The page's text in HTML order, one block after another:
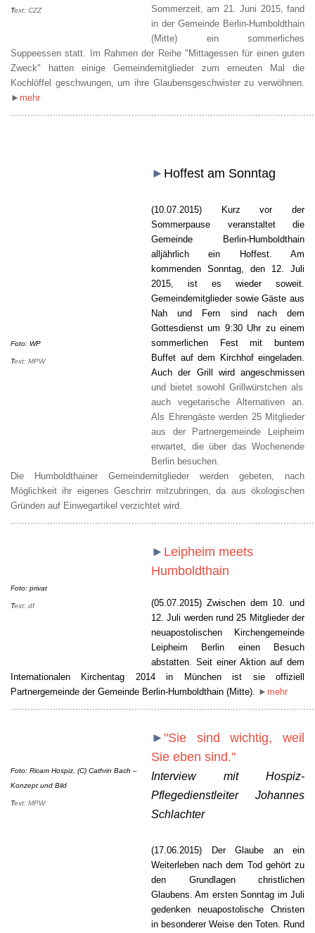
Text: CZZ
Sommerzeit, am 21. Juni 2015, fand
in der Gemeinde Berlin-Humboldthain
(Mitte) ein sommerliches
Suppeessen statt. Im Rahmen der Reihe "Mittagessen für einen guten
Zweck" hatten einige Gemeindemitglieder zum erneuten Mal die
Kochlöffel geschwungen, um ihre Glaubensgeschwister zu verwöhnen.
► mehr
Foto: WP
Text: MPW
► Hoffest am Sonntag
(10.07.2015) Kurz vor der
Sommerpause veranstaltet die
Gemeinde Berlin-Humboldthain
alljährlich ein Hoffest. Am
kommenden Sonntag, den 12. Juli
2015, ist es wieder soweit.
Gemeindemitglieder sowie Gäste aus
Nah und Fern sind nach dem
Gottesdienst um 9:30 Uhr zu einem
sommerlichen Fest mit buntem
Buffet auf dem Kirchhof eingeladen.
Auch der Grill wird angeschmissen
und bietet sowohl Grillwürstchen als
auch vegetarische Alternativen an.
Als Ehrengäste werden 25 Mitglieder
aus der Partnergemeinde Leipheim
erwartet, die über das Wochenende
Berlin besuchen.
Die Humboldthainer Gemeindemitglieder werden gebeten, nach
Möglichkeit ihr eigenes Geschrirr mitzubringen, da aus ökologischen
Gründen auf Einwegartikel verzichtet wird.
Foto: privat
Text: df
► Leipheim meets
Humboldthain
(05.07.2015) Zwischen dem 10. und
12. Juli werden rund 25 Mitglieder der
neuapostolischen Kirchengemeinde
Leipheim Berlin einen Besuch
abstatten. Seit einer Aktion auf dem
Internationalen Kirchentag 2014 in München ist sie offiziell
Partnergemeinde der Gemeinde Berlin-Humboldthain (Mitte). ► mehr
Foto: Ricam Hospiz, (C) Cathrin Bach –
Konzept und Bild
Text: MPW
► "Sie sind wichtig, weil
Sie eben sind."
Interview mit Hospiz-
Pflegedienstleiter Johannes
Schlachter
(17.06.2015)
Der Glaube an ein
Weiterleben nach dem Tod gehört zu
den Grundlagen christlichen
Glaubens.Am ersten Sonntag im Juli
gedenken neuapostolische Christen
in besonderer Weise den Toten. Rund